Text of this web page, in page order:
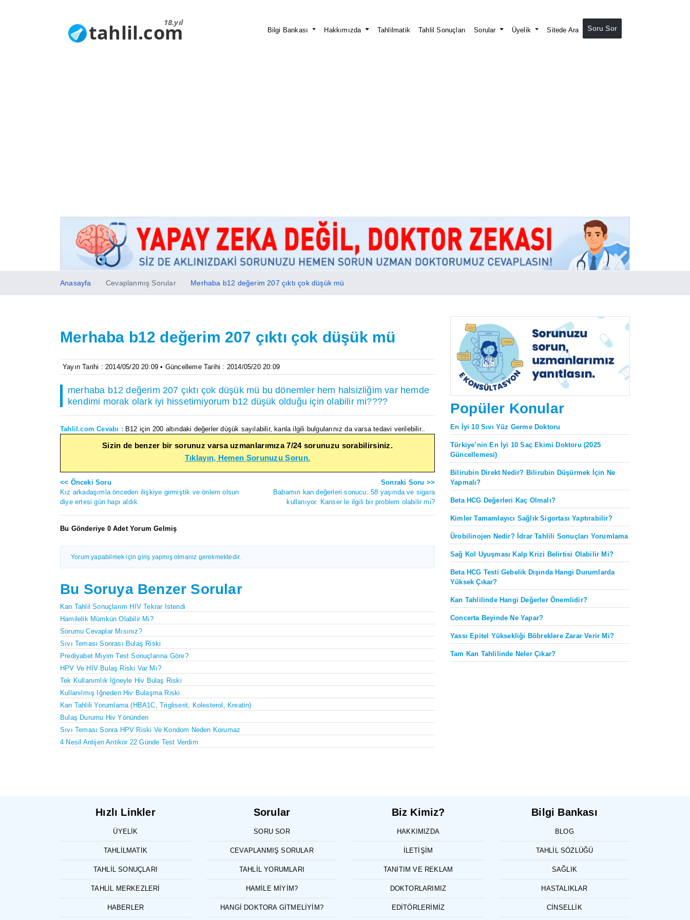
18.yıl
tahlil.com Bilgi Bankası Hakkımızda Tahlilmatik Tahlil Sonuçları Sorular Üyelik Sitede Ara Soru Sor
Anasayfa Cevaplanmış Sorular Merhaba b12 değerim 207 çıktı çok düşük mü
Merhaba b12 değerim 207 çıktı çok düşük mü
Yayın Tarihi : 2014/05/20 20:09 • Güncelleme Tarihi : 2014/05/20 20:09
merhaba b12 değerim 207 çıktı çok düşük mü bu dönemler hem halsizliğim var hemde
kendimi morak olark iyi hissetimiyorum b12 düşük olduğu için olabilir mi????
Tahlil.com Cevabı : B12 için 200 altındaki değerler düşük sayılabilir, kanla ilgili bulgularınız da varsa tedavi verilebilir..
Sizin de benzer bir sorunuz varsa uzmanlarımıza 7/24 sorunuzu sorabilirsiniz.
Tıklayın, Hemen Sorunuzu Sorun.
<< Önceki Soru
Kız arkadaşımla önceden ilişkiye girmiştik ve önlem olsun
diye ertesi gün hapı aldık
Sonraki Soru >>
Babamın kan değerleri sonucu..58 yaşında ve sigara
kullanıyor. Kanser le ilgili bir problem olabilir mi?
Bu Gönderiye 0 Adet Yorum Gelmiş
Yorum yapabilmek için giriş yapmış olmanız gerekmektedir.
Bu Soruya Benzer Sorular
Kan Tahlil Sonuçlarım HIV Tekrar Istendi
Hamilelik Mümkün Olabilir Mi?
Sorumu Cevaplar Mısınız?
Sıvı Teması Sonrası Bulaş Riski
Prediyabet Miyim Test Sonuçlarına Göre?
HPV Ve HIV Bulaş Riski Var Mı?
Tek Kullanımlık İğneyle Hiv Bulaş Riski
Kullanılmış Iğneden Hiv Bulaşma Riski
Kan Tahlili Yorumlama (HBA1C, Trigliserit, Kolesterol, Kreatin)
Bulaş Durumu Hiv Yönünden
Sıvı Teması Sonra HPV Riski Ve Kondom Neden Korumaz
4 Nesil Antijen Antikor 22 Günde Test Verdim
Popüler Konular
En İyi 10 Sıvı Yüz Germe Doktoru
Türkiye’nin En İyi 10 Saç Ekimi Doktoru (2025
Güncellemesi)
Bilirubin Direkt Nedir? Bilirubin Düşürmek İçin Ne
Yapmalı?
Beta HCG Değerleri Kaç Olmalı?
Kimler Tamamlayıcı Sağlık Sigortası Yaptırabilir?
Ürobilinojen Nedir? İdrar Tahlili Sonuçları Yorumlama
Sağ Kol Uyuşması Kalp Krizi Belirtisi Olabilir Mi?
Beta HCG Testi Gebelik Dışında Hangi Durumlarda
Yüksek Çıkar?
Kan Tahlilinde Hangi Değerler Önemlidir?
Concerta Beyinde Ne Yapar?
Yassı Epitel Yüksekliği Böbreklere Zarar Verir Mi?
Tam Kan Tahlilinde Neler Çıkar?
Hızlı Linkler
ÜYELIK
TAHLILMATIK
TAHLIL SONUÇLARI
TAHLIL MERKEZLERI
HABERLER
Sorular
SORU SOR
CEVAPLANMIŞ SORULAR
TAHLIL YORUMLARI
HAMILE MIYIM?
HANGI DOKTORA GITMELIYIM?
Biz Kimiz?
HAKKIMIZDA
İLETIŞIM
TANITIM VE REKLAM
DOKTORLARIMIZ
EDITÖRLERIMIZ
Bilgi Bankası
BLOG
TAHLIL SÖZLÜĞÜ
SAĞLIK
HASTALIKLAR
CINSELLIK